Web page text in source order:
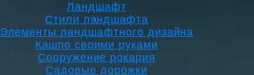
Ландшафт
Стили ландшафта
Элементы ландшафтного дизайна
Кашпо своими руками
Сооружение рокария
Садовые дорожки